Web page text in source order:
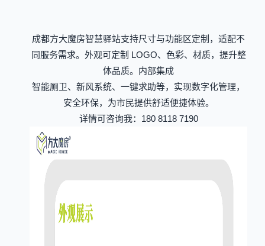
成都方大魔房智慧驿站支持尺寸与功能区定制，适配不
同服务需求。外观可定制 LOGO、色彩、材质，提升整
体品质。内部集成
智能厕卫、新风系统、一键求助等，实现数字化管理，
安全环保，为市民提供舒适便捷体验。
详情可咨询我：180 8118 7190